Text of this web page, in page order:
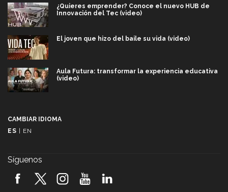
¿Quieres emprender? Conoce el nuevo HUB de
Innovación del Tec (video)
El joven que hizo del baile su vida (video)
Aula Futura: transformar la experiencia educativa
(video)
2026! (video)
CAMBIAR IDIOMA
ES | EN
Síguenos